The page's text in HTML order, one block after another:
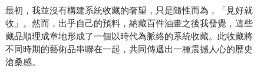
最初，我並沒有構建系統收藏的奢望，只是隨性而為，「見好就
收」。然而，出乎自己的預料，納藏百件油畫之後我發覺，這些
藏品順理成章地形成了一個以時代為脈絡的系統收藏。此收藏將
不同時期的藝術品串聯在一起，共同傳遞出一種震撼人心的歷史
滄桑感。